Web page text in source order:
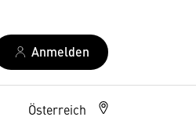
Anmelden
Österreich